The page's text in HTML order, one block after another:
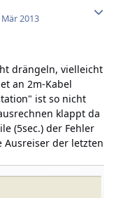
Mär 2013
drängeln, vielleicht
an 2m-Kabel
ist so nicht
klappt da
(5sec.) der Fehler
der letzten